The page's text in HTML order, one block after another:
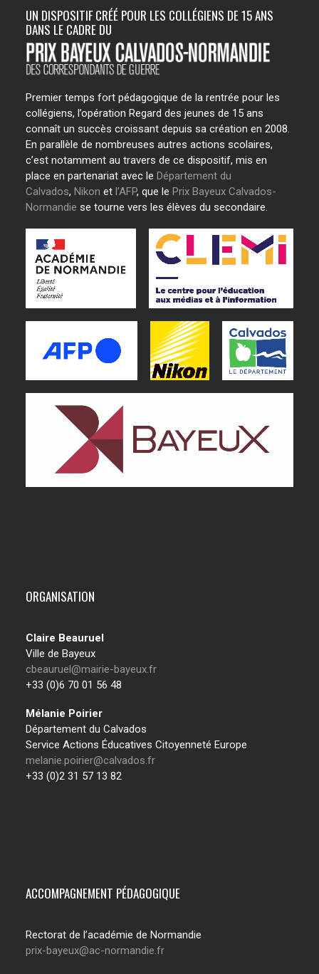
UN DISPOSITIF CRÉÉ POUR LES COLLÉGIENS DE 15 ANS
DANS LE CADRE DU
Premier temps fort pédagogique de la rentrée pour les
collégiens, l’opération Regard des jeunes de 15 ans
connaît un succès croissant depuis sa création en 2008.
En parallèle de nombreuses autres actions scolaires,
c’est notamment au travers de ce dispositif, mis en
place en partenariat avec le Département du
Calvados, Nikon et l’AFP, que le Prix Bayeux Calvados-
Normandie se tourne vers les élèves du secondaire.
ORGANISATION
Claire Beauruel
Ville de Bayeux
cbeauruel@mairie-bayeux.fr
+33 (0)6 70 01 56 48
Mélanie Poirier
Département du Calvados
Service Actions Éducatives Citoyenneté Europe
melanie.poirier@calvados.fr
+33 (0)2 31 57 13 82
ACCOMPAGNEMENT PÉDAGOGIQUE
Rectorat de l’académie de Normandie
prix-bayeux@ac-normandie.fr